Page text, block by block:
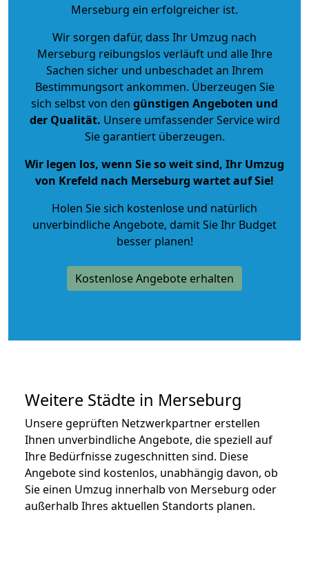
Merseburg ein erfolgreicher ist.
Wir sorgen dafür, dass Ihr Umzug nach
Merseburg reibungslos verläuft und alle Ihre
Sachen sicher und unbeschadet an Ihrem
Bestimmungsort ankommen. Überzeugen Sie
sich selbst von den günstigen Angeboten und
der Qualität. Unsere umfassender Service wird
Sie garantiert überzeugen.
Wir legen los, wenn Sie so weit sind, Ihr Umzug
von Krefeld nach Merseburg wartet auf Sie!
Holen Sie sich kostenlose und natürlich
unverbindliche Angebote, damit Sie Ihr Budget
besser planen!
Kostenlose Angebote erhalten
Weitere Städte in Merseburg
Unsere geprüften Netzwerkpartner erstellen
Ihnen unverbindliche Angebote, die speziell auf
Ihre Bedürfnisse zugeschnitten sind. Diese
Angebote sind kostenlos, unabhängig davon, ob
Sie einen Umzug innerhalb von Merseburg oder
außerhalb Ihres aktuellen Standorts planen.